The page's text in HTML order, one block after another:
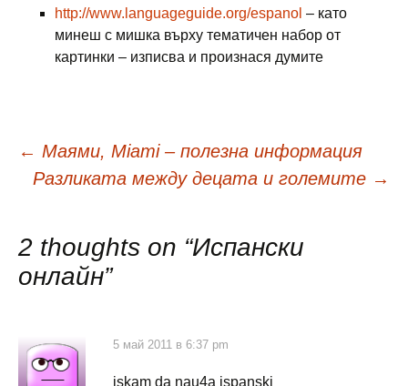
http://www.languageguide.org/espanol – като
минеш с мишка върху тематичен набор от
картинки – изписва и произнася думите
Навигация
публикациите
← Маями, Miami – полезна информация
Разликата между децата и големите →
2 thoughts on “Испански
онлайн”
5 май 2011 в 6:37 pm
iskam da nau4a ispanski